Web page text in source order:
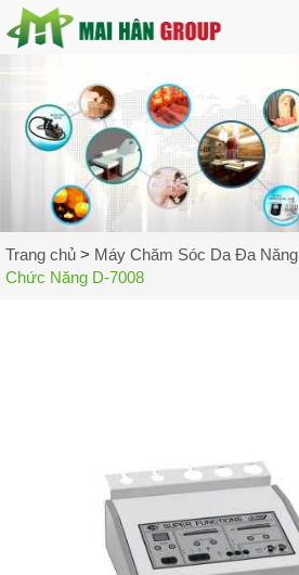
Trang chủ > Máy Chăm Sóc Da Đa Năng
Chức Năng D-7008